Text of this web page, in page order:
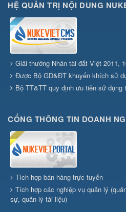
HỆ QUẢN TRỊ NỘI DUNG
Giải thưởng Nhân tài đất Việt 2011,
Được Bộ GD&ĐT khuyến khích sử
Bộ TT&TT quy định ưu tiên sử dụng
CỔNG THÔNG TIN DOANH
Tích hợp bán hàng trực tuyến
Tích hợp các nghiệp vụ quản lý
sự, quản lý tài liệu)